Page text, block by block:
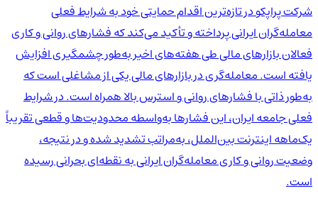
شرکت پراپکو در تازه‌ترین اقدام حمایتی خود به شرایط فعلی
معامله‌گران ایرانی پرداخته و تأکید می‌کند که فشارهای روانی و کاری
فعالان بازارهای مالی طی هفته‌های اخیر به‌طور چشمگیری افزایش
یافته است. معامله‌گری در بازارهای مالی یکی از مشاغلی است که
به‌طور ذاتی با فشارهای روانی و استرس بالا همراه است. در شرایط
فعلی جامعه ایران، این فشارها به‌واسطه محدودیت‌ها و قطعی تقریباً
یک‌ماهه اینترنت بین‌الملل، به‌مراتب تشدید شده و در نتیجه،
وضعیت روانی و کاری معامله‌گران ایرانی به نقطه‌ای بحرانی رسیده
است.